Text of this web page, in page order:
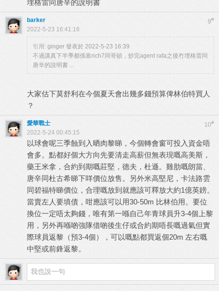
埋格雷同唐辛的說明書
9#
barker
2022-5-23 16:41:16
引用: ginger 發表於 2022-5-23 16:39
不過講真下半季都係靠rich7同哥頓，炒完agent rafa之後冇埋格雷同
唐辛的說明書 ...
大家估下莫舒利在今個夏天會出幾多錢預算俾林伯特買人
？
10#
愛華戰士
2022-5-24 00:45:15
以球會呢三季蝕到入晒肉黎睇，今個轉會窗可投入資金唔
會多。點都好個大方向先要清走高薪但無表現嘅高美斯，
藥王米拿，合約到期嘅莊堅，德夫，杜遜。雞肋嘅朗當、
唐辛同杜古希睇下咩價位放售。另外米高堅尼，卡法路雲
同碧福特睇價位，合理嘅放到就應該可釋放大約1億英鎊。
當賣左人要填債，咁應該可以用30-50m 比林伯用。要位
換位一定唔太夠錢，唯有第一喺自己年青球員升3-4個上黎
用，另外再喺啲強隊借啲後生仔或合約期唔長嘅過氣但實
際球員返黎（預3-4個），可以嘅點都買返個20m 左右嘅
中堅或前鋒返黎。